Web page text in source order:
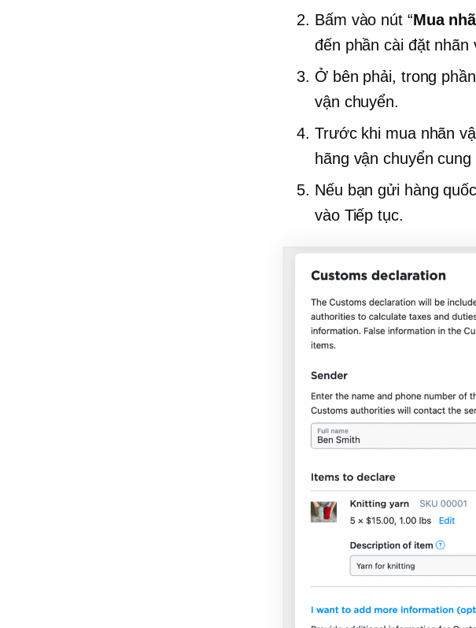
Bấm vào nút “Mua
đến phần cài đặt nhãn
Ở bên phải, trong
vận chuyển.
Trước khi mua nhãn
hãng vận chuyển cung
Nếu bạn gửi hàng
vào Tiếp tục.